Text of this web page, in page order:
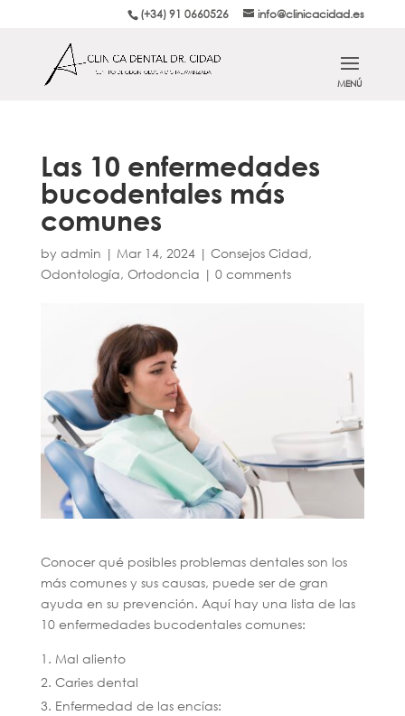
(+34) 91 0660526 info@clinicacidad.es
Las 10 enfermedades
bucodentales más
comunes
by admin | Mar 14, 2024| Consejos Cidad,
Odontología, Ortodoncia | 0 comments
Conocer qué posibles problemas dentales son los
más comunes y sus causas, puede ser de gran
ayuda en su prevención. Aquí hay una lista de las
10 enfermedades bucodentales comunes:
Mal aliento
Caries dental
Enfermedad de las encías: